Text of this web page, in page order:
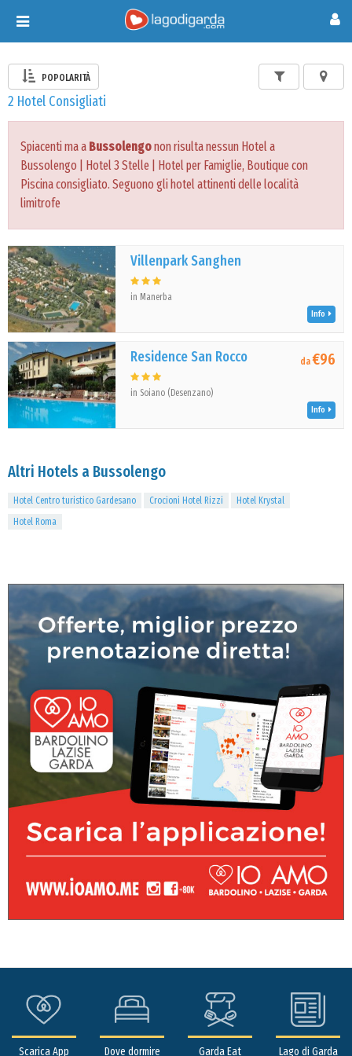
Toggle
navigation
POPOLARITÀ
2 Hotel Consigliati
Spiacenti ma a Bussolengonon risulta nessun Hotel a
Bussolengo | Hotel 3 Stelle | Hotel per Famiglie, Boutique con
Piscina consigliato. Seguono gli hotel attinenti delle località
limitrofe
Villenpark Sanghen
in Manerba
Info
Residence San Rocco
in Soiano (Desenzano)
da€96
Info
Altri Hotels a Bussolengo
Hotel Centro turistico Gardesano Crocioni Hotel Rizzi
Hotel Krystal
Hotel Roma
Scarica App Dove dormire Garda Eat Lago di Garda